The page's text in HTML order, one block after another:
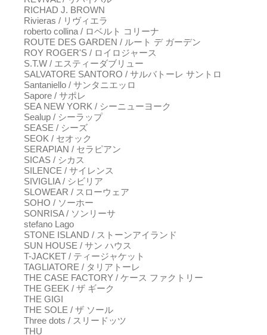
RICHAD J. BROWN
Rivieras / リヴィエラ
roberto collina / ロベルト コリーナ
ROUTE DES GARDEN / ルート デ ガーデン
ROY ROGER'S / ロイロジャース
S.T.W / エスティーダブリュー
SALVATORE SANTORO / サルバトーレ サントロ
Santaniello / サンタニエッロ
Sapore / サポレ
SEA NEW YORK / シーニューヨーク
Sealup / シーラップ
SEASE / シーズ
SEOK / セオック
SERAPIAN / セラピアン
SICAS / シカス
SILENCE / サイレンス
SIVIGLIA / シビリア
SLOWEAR / スローウェア
SOHO / ソーホー
SONRISA / ソンリーサ
stefano Lago
STONE ISLAND / ストーンアイランド
SUN HOUSE / サン ハウス
T-JACKET / ティージャケット
TAGLIATORE / タリアトーレ
THE CASE FACTORY / ケース ファクトリー
THE GEEK / ザ ギーク
THE GIGI
THE SOLE / ザ ソール
Three dots / スリードッツ
THU